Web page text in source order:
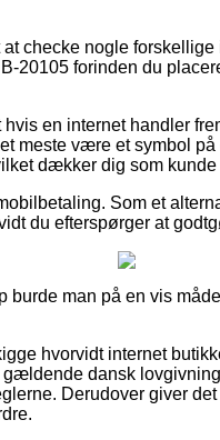
checke nogle forskellige
20105 forinden du
en internet handler
meste være et symbol
dækker dig som
Som et
du efterspørger at
burde man på en vis
hvorvidt internet
dansk
Derudover giver